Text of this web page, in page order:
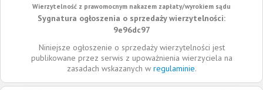
Wierzytelność z prawomocnym nakazem zapłaty/wyrokiem sądu
Sygnatura ogłoszenia o sprzedaży wierzytelności:
9e96dc97
Niniejsze ogłoszenie o sprzedaży wierzytelności jest
publikowane przez serwis z upoważnienia wierzyciela na
zasadach wskazanych w regulaminie.